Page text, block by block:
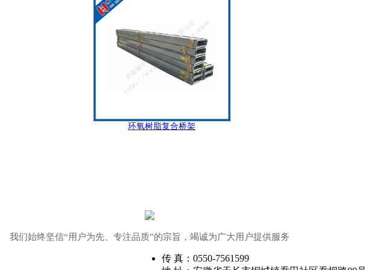
环氧树脂复合桥架
我们始终坚信“用户为先、专注品质”的宗旨，竭诚为广大用户提供服务
传 真：0550-7561599